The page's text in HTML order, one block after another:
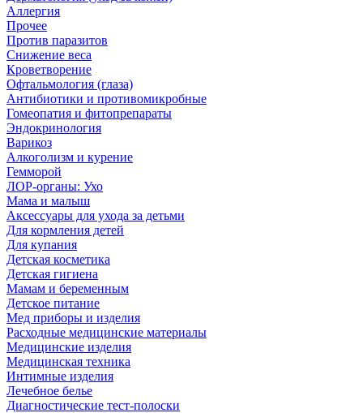
Аллергия
Прочее
Против паразитов
Снижение веса
Кроветворение
Офтальмология (глаза)
Антибиотики и противомикробные
Гомеопатия и фитопрепараты
Эндокринология
Варикоз
Алкоголизм и курение
Гемморой
ЛОР-органы: Ухо
Мама и малыш
Аксессуары для ухода за детьми
Для кормления детей
Для купания
Детская косметика
Детская гигиена
Мамам и беременным
Детское питание
Мед приборы и изделия
Расходные медицинские материалы
Медицинские изделия
Медицинская техника
Интимные изделия
Лечебное белье
Диагностические тест-полоски